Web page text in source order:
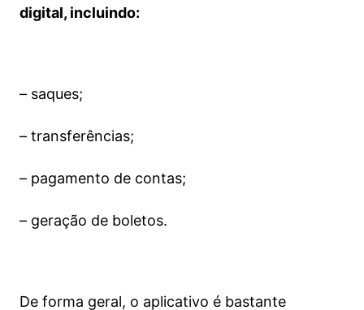
digital, incluindo:
– saques;
– transferências;
– pagamento de contas;
– geração de boletos.
De forma geral, o aplicativo é bastante